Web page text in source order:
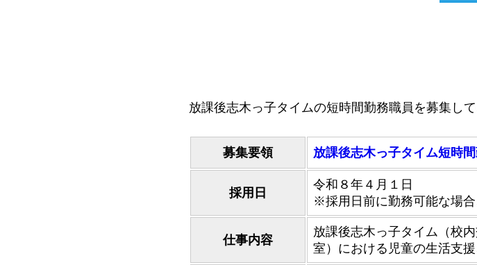
放課後志木っ子タイムの短時間勤務職員を募集し
募集要領 放課後志木っ子タイム短時
採用日
令和８年４月１日
※採用日前に勤務可能な場
仕事内容
放課後志木っ子タイム（校
室）における児童の生活支